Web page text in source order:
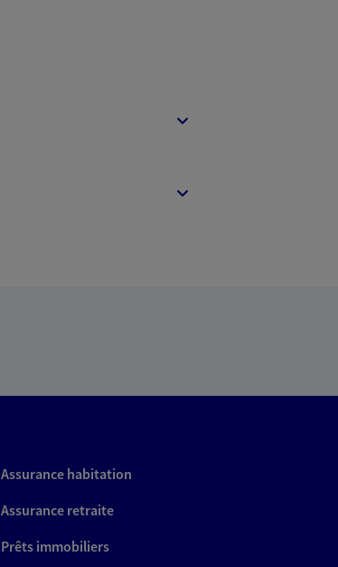
Assurance habitation
Assurance retraite
Prêts immobiliers